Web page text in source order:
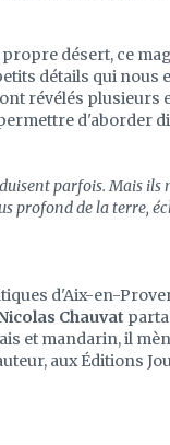
désert, ce
détails qui nous
révélés
d'aborder
parfois. Mais ils
profond de la terre,
d'Aix-en-
Chauvat
et mandarin, il
aux Éditions